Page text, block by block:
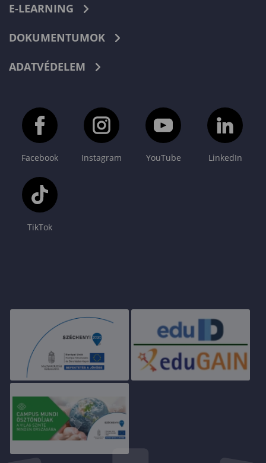
E-LEARNING
DOKUMENTUMOK
ADATVÉDELEM
Facebook Instagram YouTube LinkedIn
TikTok